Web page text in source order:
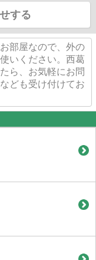
する
部屋なので、外の
いください。西葛
ら、お気軽にお問
ども受け付けてお